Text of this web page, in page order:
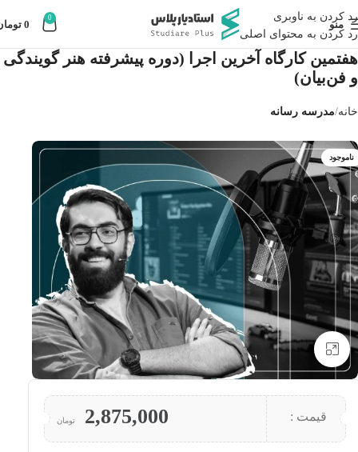
رد کردن به ناوبری
رد کردن به محتوای اصلی
منو
0
0
هفتمین کارگاه آخرین اجرا (دوره پیشرفته هنر گویندگی
و فن‌‌بیان)
خانه مدرسه رسانه
ناموجود
بزرگنمایی تصویر
قیمت : 2,875,000 تومان